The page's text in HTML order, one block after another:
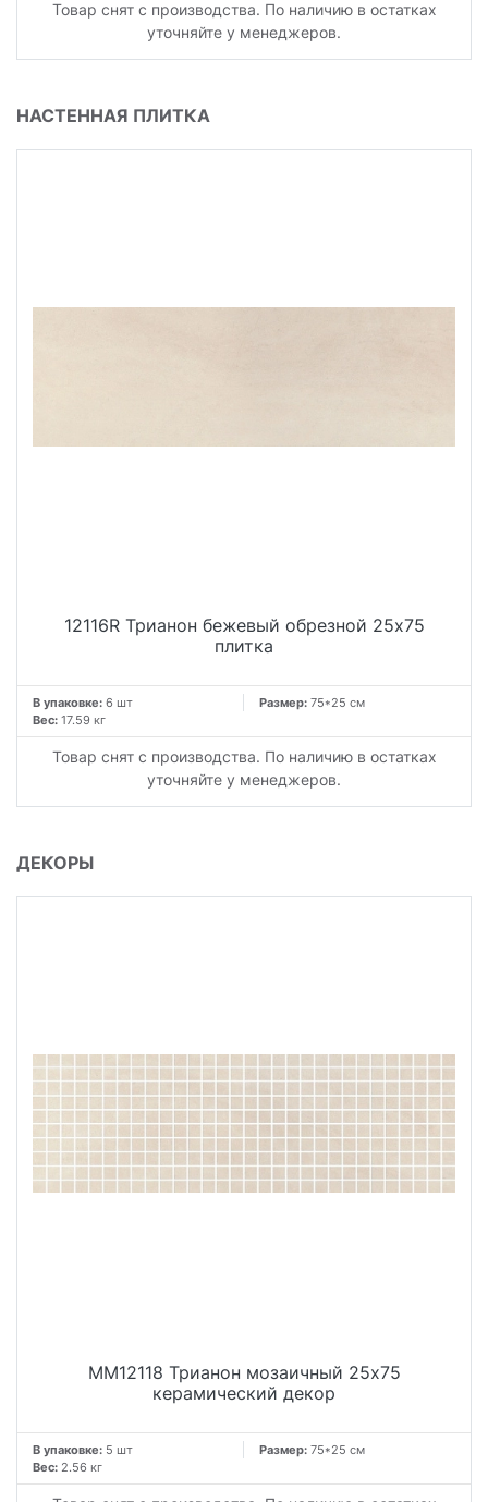
Товар снят с производства. По наличию в остатках
уточняйте у менеджеров.
НАСТЕННАЯ ПЛИТКА
12116R Трианон бежевый обрезной 25x75
плитка
В упаковке: 6 шт Размер: 75*25 см
Вес: 17.59 кг
Товар снят с производства. По наличию в остатках
уточняйте у менеджеров.
ДЕКОРЫ
MM12118 Трианон мозаичный 25x75
керамический декор
В упаковке: 5 шт Размер: 75*25 см
Вес: 2.56 кг